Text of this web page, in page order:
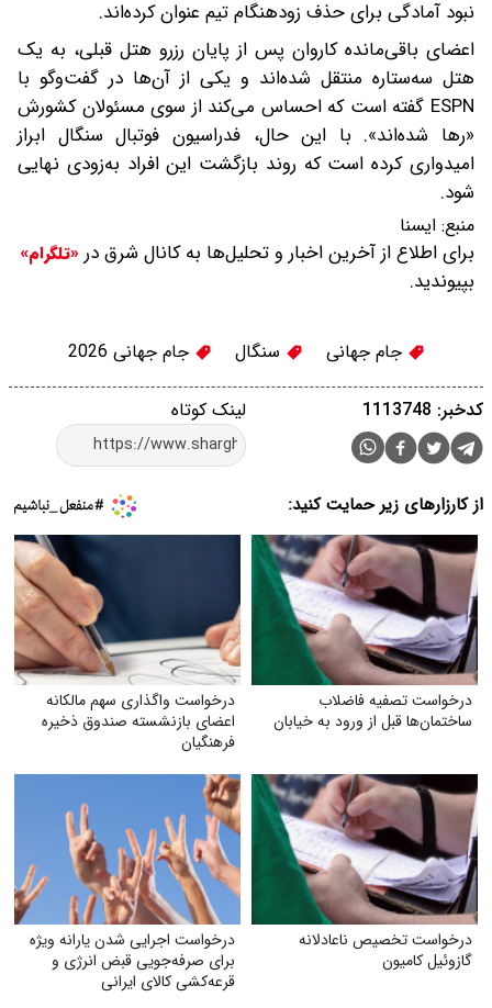
نبود آمادگی برای حذف زودهنگام تیم عنوان کرده‌اند.
اعضای باقی‌مانده کاروان پس از پایان رزرو هتل قبلی، به یک
هتل سه‌ستاره منتقل شده‌اند و یکی از آن‌ها در گفت‌وگو با
ESPN گفته است که احساس می‌کند از سوی مسئولان کشورش
«رها شده‌اند». با این حال، فدراسیون فوتبال سنگال ابراز
امیدواری کرده است که روند بازگشت این افراد به‌زودی نهایی
شود.
منبع: ایسنا
برای اطلاع از آخرین اخبار و تحلیل‌ها به کانال شرق در «تلگرام»
بپیوندید.
جام جهانی سنگال جام جهانی 2026
لینک کوتاه کدخبر: 1113748
از کارزارهای زیر حمایت کنید:
درخواست تصفیه فاضلاب
ساختمان‌ها قبل از ورود به خیابان
درخواست واگذاری سهم مالکانه
اعضای بازنشسته صندوق ذخیره
فرهنگیان
درخواست تخصیص ناعادلانه
گازوئیل کامیون
درخواست اجرایی شدن یارانه ویژه
برای صرفه‌جویی قبض انرژی و
قرعه‌کشی کالای ایرانی